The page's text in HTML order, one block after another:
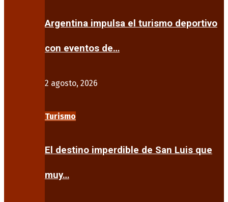
Argentina impulsa el turismo deportivo
con eventos de…
2 agosto, 2026
Turismo
El destino imperdible de San Luis que
muy…